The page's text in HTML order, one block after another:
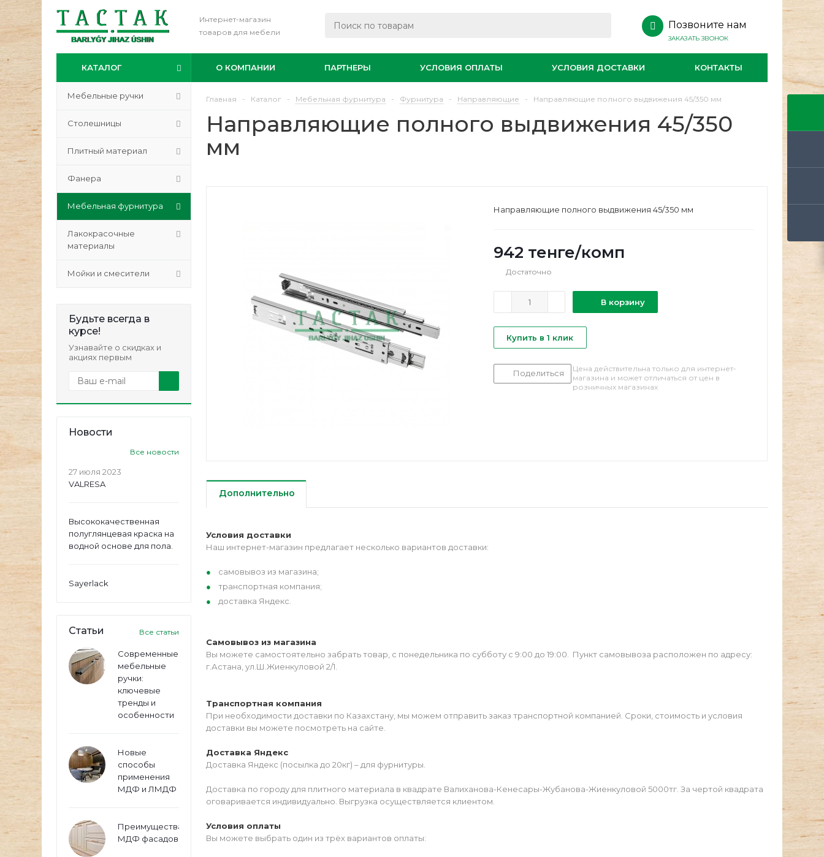
Интернет-магазин
товаров для мебели
Позвоните нам
ЗАКАЗАТЬ ЗВОНОК
КАТАЛОГ О КОМПАНИИ ПАРТНЕРЫ УСЛОВИЯ ОПЛАТЫ УСЛОВИЯ ДОСТАВКИ КОНТАКТЫ
Мебельные ручки
Столешницы
Плитный материал
Фанера
Мебельная фурнитура
Лакокрасочные
материалы
Мойки и смесители
Будьте всегда в
курсе!
Узнавайте о скидках и
акциях первым
Новости
Все новости
27 июля 2023
VALRESA
Высококачественная
полуглянцевая краска на
водной основе для пола.
Sayerlack
Статьи Все статьи
Современные
мебельные
ручки:
ключевые
тренды и
особенности
Новые
способы
применения
МДФ и ЛМДФ
Преимущества
МДФ фасадов
Главная - Каталог - Мебельная фурнитура - Фурнитура - Направляющие - Направляющие полного выдвижения 45/350 мм
Направляющие полного выдвижения 45/350
мм
Направляющие полного выдвижения 45/350 мм
942 тенге/комп
Достаточно
В корзину
Купить в 1 клик
Поделиться
Цена действительна только для интернет-
магазина и может отличаться от цен в
розничных магазинах
Дополнительно
Условия доставки
Наш интернет-магазин предлагает несколько вариантов доставки:
самовывоз из магазина;
транспортная компания;
доставка Яндекс.
Самовывоз из магазина
Вы можете самостоятельно забрать товар, с понедельника по субботу с 9:00 до 19:00. Пункт самовывоза расположен по адресу:
г.Астана, ул.Ш.Жиенкуловой 2/1.
Транспортная компания
При необходимости доставки по Казахстану, мы можем отправить заказ транспортной компанией. Сроки, стоимость и условия
доставки вы можете посмотреть на сайте.
Доставка Яндекс
Доставка Яндекс (посылка до 20кг) – для фурнитуры.
Доставка по городу для плитного материала в квадрате Валиханова-Кенесары-Жубанова-Жиенкуловой 5000тг. За чертой квадрата
оговаривается индивидуально. Выгрузка осуществляется клиентом.
Условия оплаты
Вы можете выбрать один из трёх вариантов оплаты: